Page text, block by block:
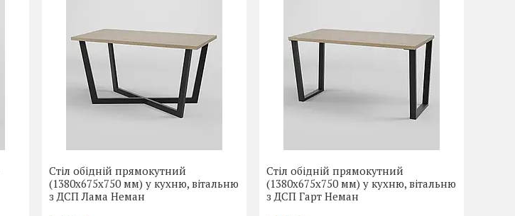
Стіл обідній прямокутний
(1380х675х750 мм) у кухню, вітальню
з ДСП Лама Неман
Стіл обідній прямокутний
(1380х675х750 мм) у кухню, вітальню
з ДСП Гарт Неман